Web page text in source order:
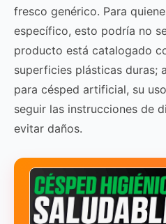
fresco genérico. Para
específico, esto podría no
producto está catalogado
superficies plásticas duras;
para césped artificial, su
seguir las instrucciones de
evitar daños.